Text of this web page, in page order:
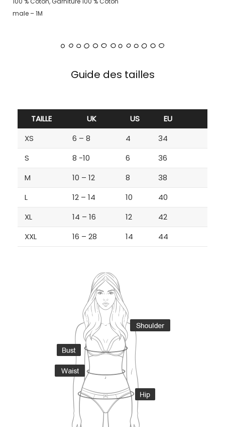
male – 1M
Guide des tailles
TAILLE UK US
EU
XS
6 – 8 4
34
S
8 -10 6
36
M
10 – 12 8
38
L
12 – 14 10
40
XL
14 – 16 12
42
XXL
16 – 28 14 44